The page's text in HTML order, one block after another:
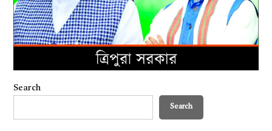
Search
Search